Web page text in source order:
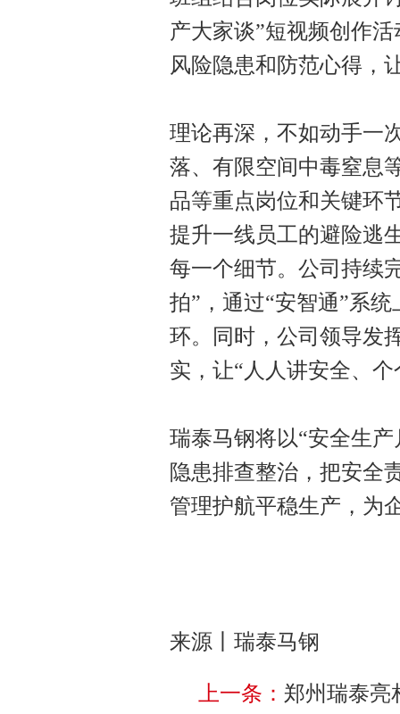
产大家谈”短视频创作
风险隐患和防范心得，
理论再深，不如动手一
落、有限空间中毒窒息
品等重点岗位和关键环
提升一线员工的避险逃
每一个细节。公司持续
拍”，通过“安智通”系
环。同时，公司领导发
实，让“人人讲安全、
瑞泰马钢将以“安全生
隐患排查整治，把安全
管理护航平稳生产，为
来源丨瑞泰马钢
上一条： 郑州瑞泰亮